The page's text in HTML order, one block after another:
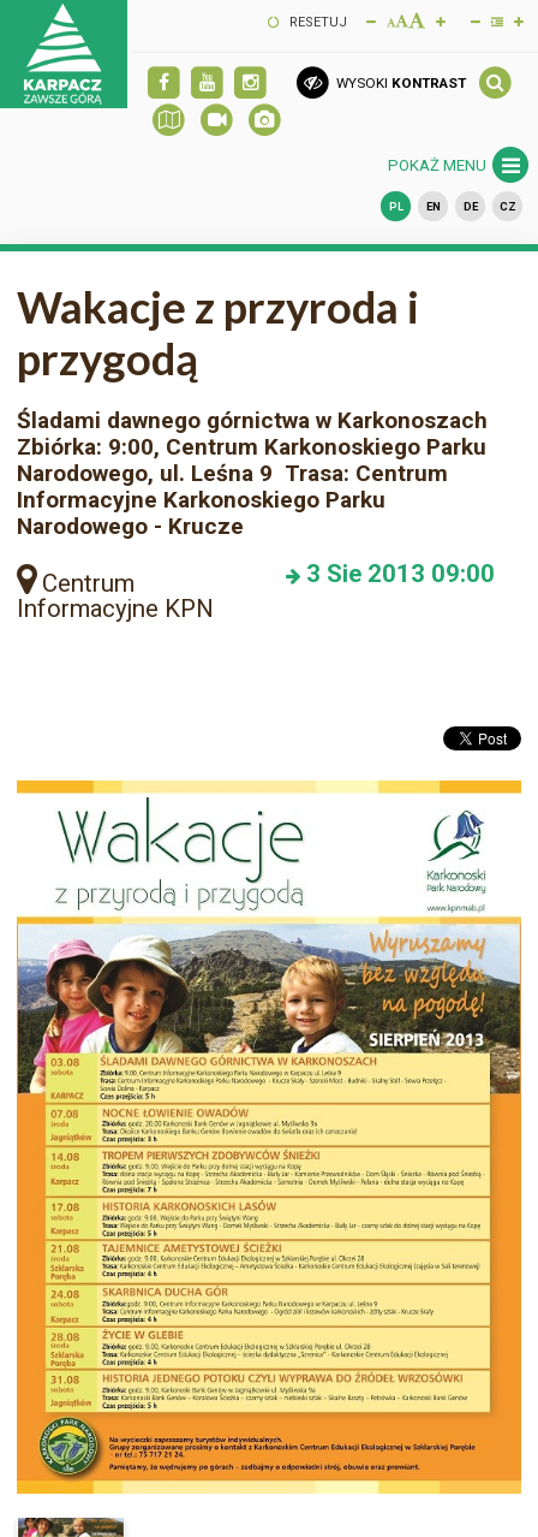
RESETUJ
WYSOKI KONTRAST
POKAŻ MENU
PL EN DE CZ
Wakacje z przyroda i
przygodą
Śladami dawnego górnictwa w Karkonoszach
Zbiórka: 9:00, Centrum Karkonoskiego Parku
Narodowego, ul. Leśna 9 Trasa: Centrum
Informacyjne Karkonoskiego Parku
Narodowego - Krucze
Centrum
Informacyjne KPN
3 Sie 2013 09:00